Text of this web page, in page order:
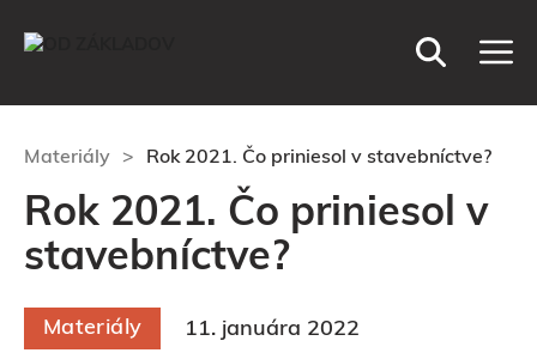
na
Materiály > Rok 2021. Čo priniesol v stavebníctve?
Rok 2021. Čo priniesol v
stavebníctve?
Materiály 11. januára 2022